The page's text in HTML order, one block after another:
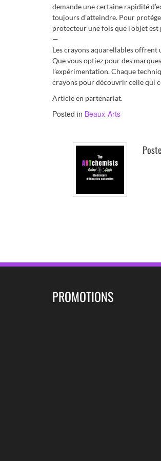
demande une certaine rapidité
toujours d’atteindre. Pour
protecteur une fois que l’objet
—
Les crayons aquarellables offrent
Que vous optiez pour des
l’expérimentation. Chaque
crayons pour découvrir celle qui
Article en partenariat.
Posted in Beaux-Arts
PROMOTIONS